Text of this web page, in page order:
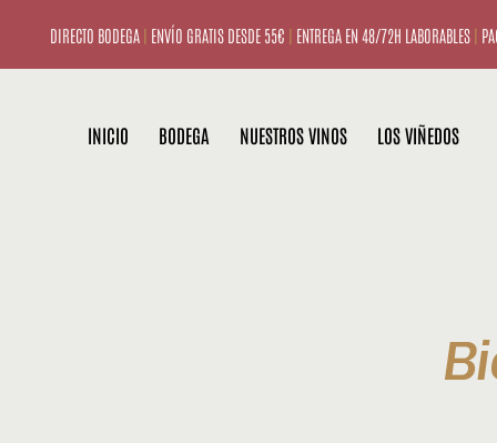
DIRECTO BODEGA | ENVÍO GRATIS DESDE 55€ | ENTREGA EN 48/72H LABORABLES |
INICIO BODEGA NUESTROS VINOS LOS VIÑEDOS